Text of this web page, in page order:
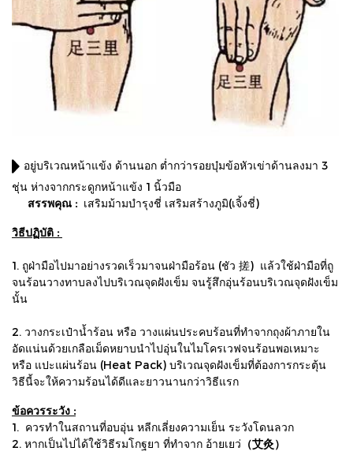
อยู่บริเวณหน้าแข้ง ด้านนอก ต่ำกว่ารอยบุ๋มข้อหัวเข่าด้านลงมา 3
ชุ่น ห่างจากกระดูกหน้าแข้ง 1 นิ้วมือ
สรรพคุณ : เสริมม้ามบำรุงชี่ เสริมสร้างภูมิ(เจิ้งชี่)
วิธีปฏิบัติ :
1. ถูฝ่ามือไปมาอย่างรวดเร็วมาจนฝ่ามือร้อน (ชัว 搓) แล้วใช้ฝ่ามือที่ถู
จนร้อนวางทาบลงไปบริเวณจุดฝังเข็ม จนรู้สึกอุ่นร้อนบริเวณจุดฝังเข็ม
นั้น
2. วางกระเป๋าน้ำร้อน หรือ วางแผ่นประคบร้อนที่ทำจากถุงผ้าภายใน
อัดแน่นด้วยเกลือเม็ดหยาบนำไปอุ่นในไมโครเวฟจนร้อนพอเหมาะ
หรือ แปะแผ่นร้อน (Heat Pack) บริเวณจุดฝังเข็มที่ต้องการกระตุ้น
วิธีนี้จะให้ความร้อนได้ดีและยาวนานกว่าวิธีแรก
ข้อควรระวัง :
1. ควรทำในสถานที่อบอุ่น หลีกเลี่ยงความเย็น ระวังโดนลวก
2. หากเป็นไปได้ใช้วิธีรมโกฐยา ที่ทำจาก อ้ายเยว่ （艾灸）